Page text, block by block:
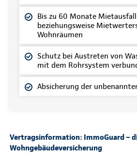
Bis zu 60 Monate Mietausfall
beziehungsweise
Wohnräumen
Schutz bei Austreten von
mit dem Rohrsystem
Absicherung der
Vertragsinformation: ImmoGuard –
Wohngebäudeversicherung